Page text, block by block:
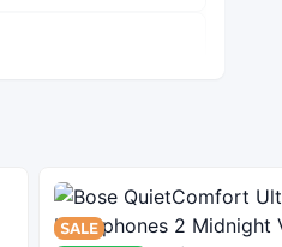
2 шт.
48/12
SALE